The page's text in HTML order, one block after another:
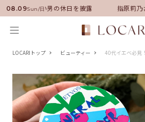
08.09Sun/日
に就任！いい男の休日を披露 指原莉乃
LOCARIトップ ビューティー 40代イエベ必見